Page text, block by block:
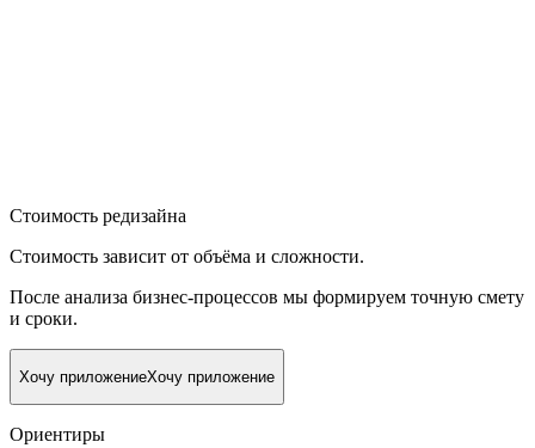
Стоимость редизайна
Стоимость зависит от объёма и сложности.
После анализа бизнес-процессов мы формируем точную смету
и сроки.
Хочу приложениеХочу приложение
Ориентиры